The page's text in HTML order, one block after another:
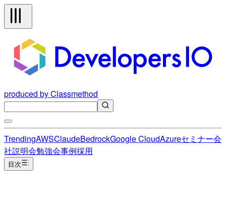
produced by Classmethod
TrendingAWSClaudeBedrockGoogle CloudAzureセミナー会
社説明会勉強会事例採用
目次